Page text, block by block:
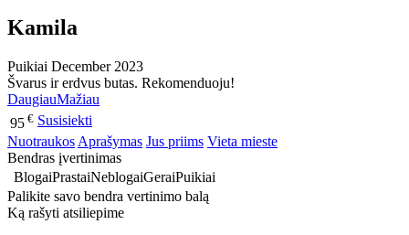
Kamila
Puikiai December 2023
Švarus ir erdvus butas. Rekomenduoju!
DaugiauMažiau
95 € Susisiekti
Nuotraukos Aprašymas Jus priims Vieta mieste
Bendras įvertinimas
BlogaiPrastaiNeblogaiGeraiPuikiai
Palikite savo bendra vertinimo balą
Ką rašyti atsiliepime